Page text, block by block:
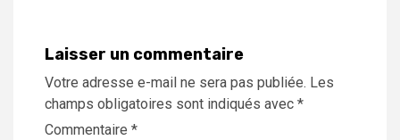
Laisser un commentaire
Votre adresse e-mail ne sera pas publiée. Les
champs obligatoires sont indiqués avec *
Commentaire *